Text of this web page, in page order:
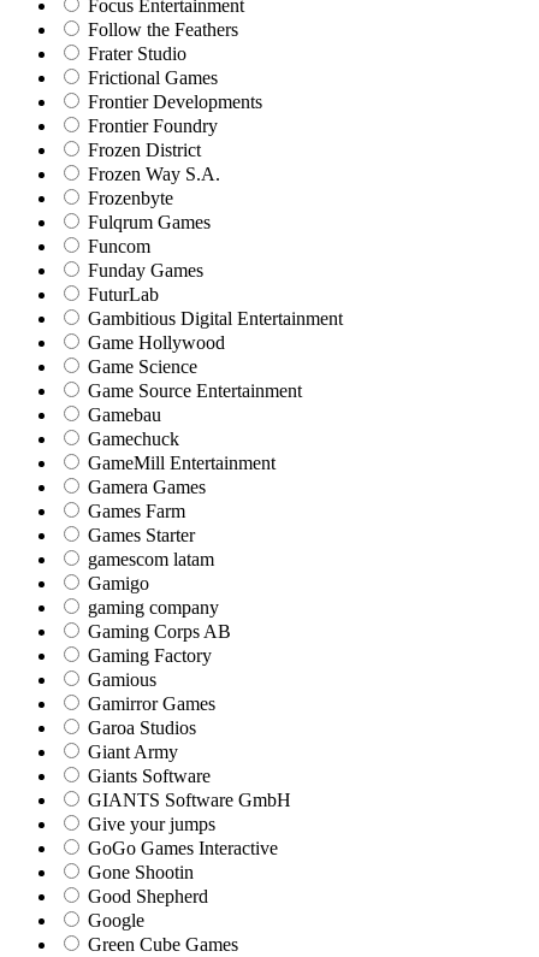
Focus Entertainment
Follow the Feathers
Frater Studio
Frictional Games
Frontier Developments
Frontier Foundry
Frozen District
Frozen Way S.A.
Frozenbyte
Fulqrum Games
Funcom
Funday Games
FuturLab
Gambitious Digital Entertainment
Game Hollywood
Game Science
Game Source Entertainment
Gamebau
Gamechuck
GameMill Entertainment
Gamera Games
Games Farm
Games Starter
gamescom latam
Gamigo
gaming company
Gaming Corps AB
Gaming Factory
Gamious
Gamirror Games
Garoa Studios
Giant Army
Giants Software
GIANTS Software GmbH
Give your jumps
GoGo Games Interactive
Gone Shootin
Good Shepherd
Google
Green Cube Games